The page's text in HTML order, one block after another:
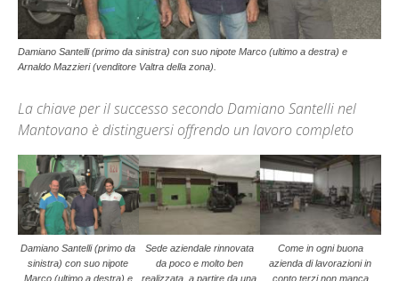
Damiano Santelli (primo da sinistra) con suo nipote Marco (ultimo a destra) e
Arnaldo Mazzieri (venditore Valtra della zona).
La chiave per il successo secondo Damiano Santelli nel
Mantovano è distinguersi offrendo un lavoro completo
Damiano Santelli (primo da
sinistra) con suo nipote
Marco (ultimo a destra) e
Sede aziendale rinnovata
da poco e molto ben
realizzata, a partire da una
Come in ogni buona
azienda di lavorazioni in
conto terzi non manca